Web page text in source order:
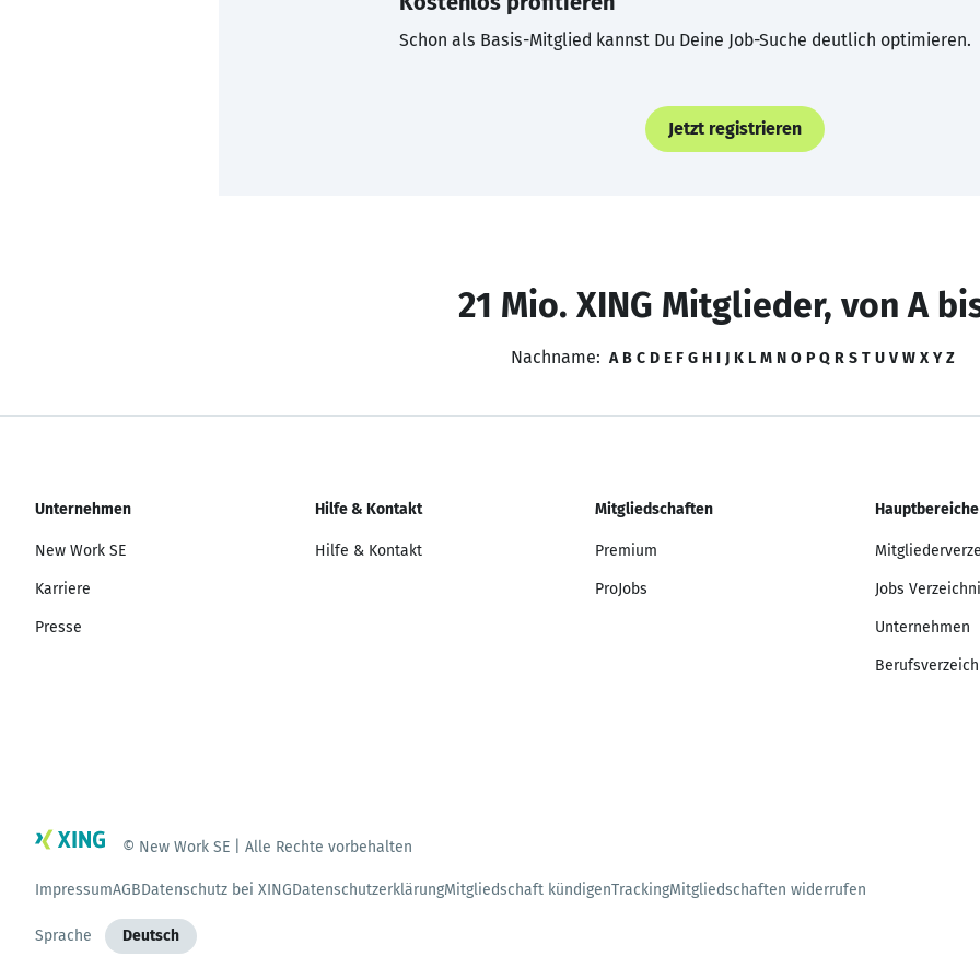
Schon als Basis-Mitglied kannst Du Deine Job-Suche deutlich optimieren.
Jetzt registrieren
21 Mio. XING Mitglieder, von A
Nachname: A B C D E F G H I J K L M N O P Q R S T U V W X Y Z
Unternehmen
New Work SE
Karriere
Presse
Hilfe & Kontakt
Hilfe & Kontakt
Mitgliedschaften
Premium
ProJobs
Hauptbereiche
Jobs
Unternehmen
© New Work SE | Alle Rechte vorbehalten
ImpressumAGBDatenschutz bei XINGDatenschutzerklärungMitgliedschaft kündigenTrackingMitgliedschaften widerrufen
Sprache Deutsch